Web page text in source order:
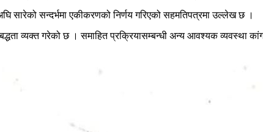
सारेको सन्दर्भमा एकीकरणको निर्णय गरिएको सहमतिपत्रमा उल्लेख छ ।
व्यक्त गरेको छ । समाहित प्रक्रियासम्बन्धी अन्य आवश्यक व्यवस्था